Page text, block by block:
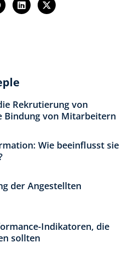
Rekrutierung von
Bindung von Mitarbeitern
Wie beeinflusst sie
der Angestellten
Indikatoren, die
sollten